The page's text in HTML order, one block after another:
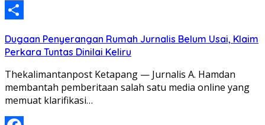
Email
Dugaan Penyerangan Rumah Jurnalis Belum Usai, Klaim
Perkara Tuntas Dinilai Keliru
Thekalimantanpost Ketapang — Jurnalis A. Hamdan
membantah pemberitaan salah satu media online yang
memuat klarifikasi…